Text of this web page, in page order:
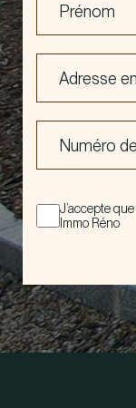
Prénom
Adresse
Numéro
J’accepte
Immo Réno